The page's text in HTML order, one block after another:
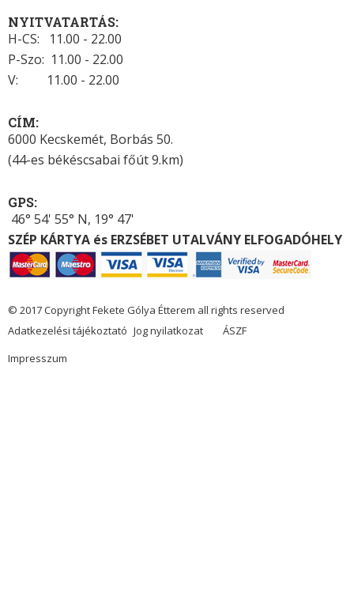
NYITVATARTÁS:
H-CS: 11.00 - 22.00
P-Szo: 11.00 - 22.00
V: 11.00 - 22.00
CÍM:
6000 Kecskemét, Borbás 50.
(44-es békéscsabai főút 9.km)
GPS:
46° 54' 55° N, 19° 47'
SZÉP KÁRTYA és ERZSÉBET UTALVÁNY ELFOGADÓHELY
© 2017 Copyright Fekete Gólya Étterem all rights reserved
Adatkezelési tájékoztató Jog nyilatkozat
ÁSZF
Impresszum